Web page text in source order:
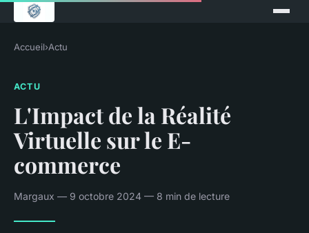
Accueil›Actu
ACTU
L'Impact de la Réalité
Virtuelle sur le E-
commerce
Margaux — 9 octobre 2024 — 8 min de lecture